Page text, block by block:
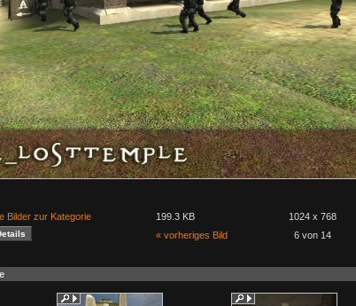
Bilder zur Kategorie 199.3 KB 1024 x 768
« vorheriges Bild 6 von 14